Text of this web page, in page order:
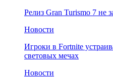
Релиз Gran Turismo 7 не
Новости
Игроки в Fortnite
световых мечах
Новости